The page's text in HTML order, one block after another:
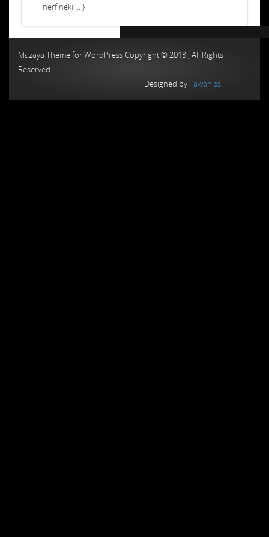
nerf neki ... }
Mazaya Theme for WordPress Copyright © 2013 , All Rights
Reserved
Designed by Fawaniss